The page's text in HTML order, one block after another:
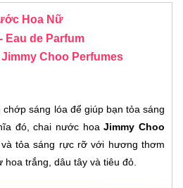
Hoa Nữ
Eau de Parfum
Jimmy ChooPerfumes
sáng lóa để giúp bạn tỏa sáng
đó, chai nước hoaJimmy Choo
tỏa sáng rực rỡ với hương thơm
trắng, dâu tây và tiêu đỏ.